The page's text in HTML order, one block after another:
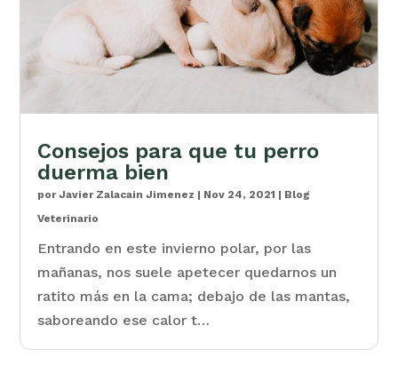
Consejos para que tu perro
duerma bien
porJavier Zalacain Jimenez | Nov 24, 2021 | Blog
Veterinario
Entrando en este invierno polar, por las
mañanas, nos suele apetecer quedarnos un
ratito más en la cama; debajo de las mantas,
saboreando ese calor t…